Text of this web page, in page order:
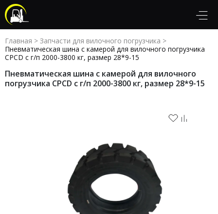
Главная > Запчасти для вилочного погрузчика >
Пневматическая шина с камерой для вилочного погрузчика
CPCD с г/п 2000-3800 кг, размер 28*9-15
Пневматическая шина с камерой для вилочного
погрузчика CPCD с г/п 2000-3800 кг, размер 28*9-15